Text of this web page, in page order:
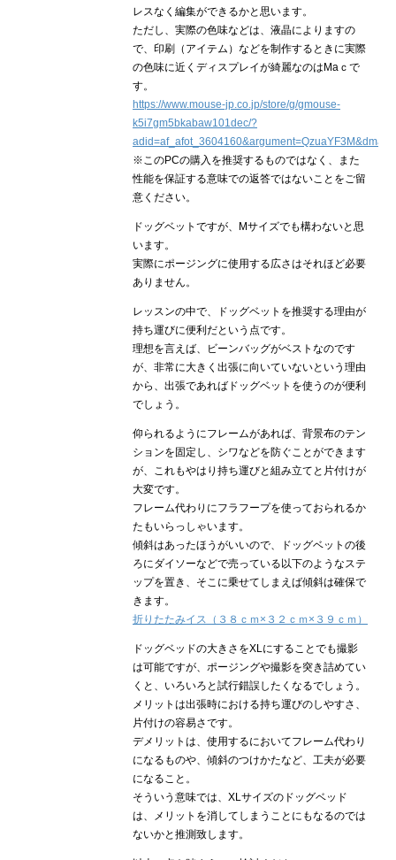
レスなく編集ができるかと思います。
ただし、実際の色味などは、液晶によりますの
で、印刷（アイテム）などを制作するときに実際
の色味に近くディスプレイが綺麗なのはMaｃで
す。
https://www.mouse-jp.co.jp/store/g/gmouse-
k5i7gm5bkabaw101dec/?
※このPCの購入を推奨するものではなく、また
性能を保証する意味での返答ではないことをご留
意ください。
ドッグベットですが、Mサイズでも構わないと思
います。
実際にポージングに使用する広さはそれほど必要
ありません。
レッスンの中で、ドッグベットを推奨する理由が
持ち運びに便利だという点です。
理想を言えば、ビーンバッグがベストなのです
が、非常に大きく出張に向いていないという理由
から、出張であればドッグベットを使うのが便利
でしょう。
仰られるようにフレームがあれば、背景布のテン
ションを固定し、シワなどを防ぐことができます
が、これもやはり持ち運びと組み立てと片付けが
大変です。
フレーム代わりにフラフープを使っておられるか
たもいらっしゃいます。
傾斜はあったほうがいいので、ドッグベットの後
ろにダイソーなどで売っている以下のようなステ
ップを置き、そこに乗せてしまえば傾斜は確保で
きます。
折りたたみイス（３８ｃｍ×３２ｃｍ×３９ｃｍ）
ドッグベッドの大きさをXLにすることでも撮影
は可能ですが、ポージングや撮影を突き詰めてい
くと、いろいろと試行錯誤したくなるでしょう。
メリットは出張時における持ち運びのしやすさ、
片付けの容易さです。
デメリットは、使用するにおいてフレーム代わり
になるものや、傾斜のつけかたなど、工夫が必要
になること。
そういう意味では、XLサイズのドッグベッド
は、メリットを消してしまうことにもなるのでは
ないかと推測致します。